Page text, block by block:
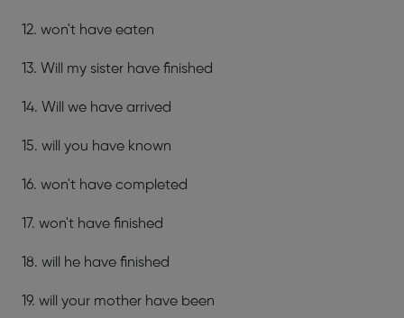
12. won't have eaten
13. Will my sister have finished
14. Will we have arrived
15. will you have known
16. won't have completed
17. won't have finished
18. will he have finished
19. will your mother have been